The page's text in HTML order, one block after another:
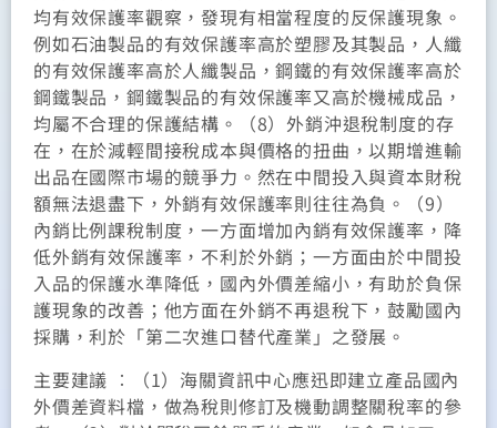
均有效保護率觀察，發現有相當程度的反保護現象。
例如石油製品的有效保護率高於塑膠及其製品，人纖
的有效保護率高於人纖製品，鋼鐵的有效保護率高於
鋼鐵製品，鋼鐵製品的有效保護率又高於機械成品，
均屬不合理的保護結構。（8）外銷沖退稅制度的存
在，在於減輕間接稅成本與價格的扭曲，以期增進輸
出品在國際市場的競爭力。然在中間投入與資本財稅
額無法退盡下，外銷有效保護率則往往為負。（9）
內銷比例課稅制度，一方面增加內銷有效保護率，降
低外銷有效保護率，不利於外銷；一方面由於中間投
入品的保護水準降低，國內外價差縮小，有助於負保
護現象的改善；他方面在外銷不再退稅下，鼓勵國內
採購，利於「第二次進口替代產業」之發展。
主要建議 ︰（1）海關資訊中心應迅即建立產品國內
外價差資料檔，做為稅則修訂及機動調整關稅率的參